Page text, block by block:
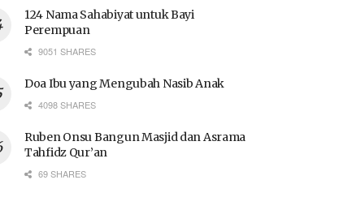
124 Nama Sahabiyat untuk Bayi
Perempuan
9051 SHARES
Doa Ibu yang Mengubah Nasib Anak
4098 SHARES
Ruben Onsu Bangun Masjid dan Asrama
Tahfidz Qur’an
69 SHARES